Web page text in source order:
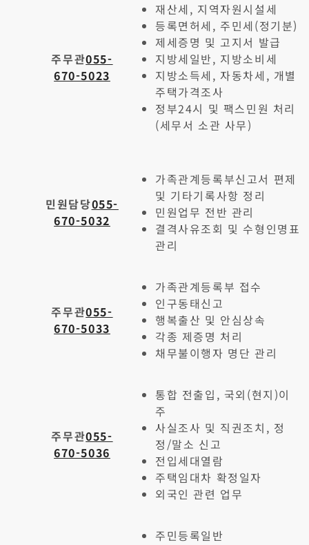
주무관055-
670-5023
재산세, 지역자원시설세
등록면허세, 주민세(정기분)
제세증명 및 고지서 발급
지방세일반, 지방소비세
지방소득세, 자동차세, 개별
주택가격조사
정부24시 및 팩스민원 처리
(세무서 소관 사무)
민원담당055-
670-5032
가족관계등록부신고서 편제
및 기타기록사항 정리
민원업무 전반 관리
결격사유조회 및 수형인명표
관리
주무관055-
670-5033
가족관계등록부 접수
인구동태신고
행복출산 및 안심상속
각종 제증명 처리
채무불이행자 명단 관리
주무관055-
670-5036
통합 전출입, 국외(현지)이
주
사실조사 및 직권조치, 정
정/말소 신고
전입세대열람
주택임대차 확정일자
외국인 관련 업무
주민등록일반